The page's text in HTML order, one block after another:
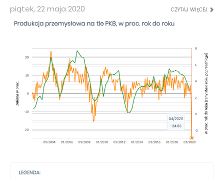
piątek, 22 maja 2020 CZYTAJ WIĘCEJ